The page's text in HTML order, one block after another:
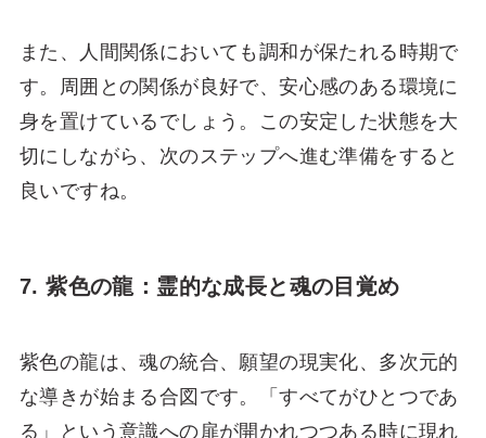
また、人間関係においても調和が保たれる時期で
す。周囲との関係が良好で、安心感のある環境に
身を置けているでしょう。この安定した状態を大
切にしながら、次のステップへ進む準備をすると
良いですね。
7. 紫色の龍：霊的な成長と魂の目覚め
紫色の龍は、魂の統合、願望の現実化、多次元的
な導きが始まる合図です。「すべてがひとつであ
る」という意識への扉が開かれつつある時に現れ